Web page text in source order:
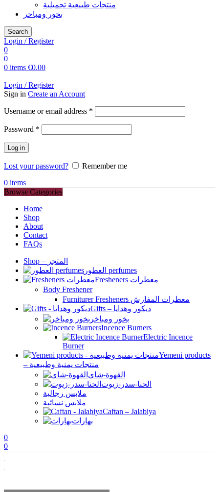
منتجات طبيعية تجميلية
بخور ومباخر
Search
Login / Register
0
0
0 items €0.00
Login / Register
Sign in Create an Account
Username or email address *
Password *
Log in
Lost your password?
Remember me
0 items
Browse Categories
Home
Shop
About
Contact
FAQs
Shop – المتجر
العطور perfumes
Fresheners معطرات
Body Freshener
Furniturer Fresheners معطرات المفارش
Gifts – ديكور وهدايا
بخور ومباخر
Incence Burners
Electric Incence
Burner
Yemeni products
– منتجات يمنية وطبيعية
القهوة-شاي
الحنا-سدر-زيوت
ملابس رجالية
ملابس نسائية
Caftan – Jalabiya
بهارات
0
0